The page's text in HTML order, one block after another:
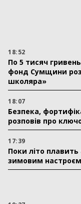
18:52
По 5 тисяч
фонд Сумщини
школяра»
18:07
Безпека,
розповів про
17:39
Поки літо плавить
зимовим настроєм